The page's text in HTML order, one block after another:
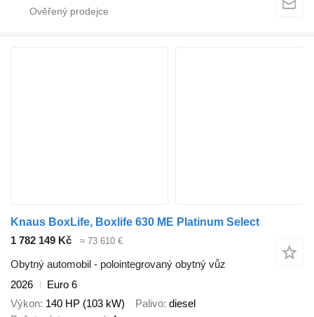
Knaus BoxLife, Boxlife 630 ME Platinum Select
1 782 149 Kč
≈ 73 610 €
Obytný automobil - polointegrovaný obytný vůz
2026
Euro 6
Výkon 140 HP (103 kW) Palivo diesel